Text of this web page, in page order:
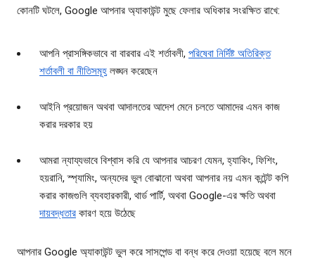
কোনটি ঘটলে, Google আপনার অ্যাকাউন্ট মুছে ফেলার অধিকার সংরক্ষিত রাখে:
আপনি প্রাসঙ্গিকভাবে বা বারবার এই শর্তাবলী, পরিষেবা নির্দিষ্ট অতিরিক্ত
শর্তাবলী বা নীতিসমূহ লঙ্ঘন করেছেন
আইনি প্রয়োজন অথবা আদালতের আদেশ মেনে চলতে আমাদের এমন কাজ
করার দরকার হয়
আমরা ন্যায্যভাবে বিশ্বাস করি যে আপনার আচরণ যেমন, হ্যাকিং, ফিশিং,
হয়রানি, স্প্যামিং, অন্যদের ভুল বোঝানো অথবা আপনার নয় এমন কন্টেন্ট কপি
করার কাজগুলি ব্যবহারকারী, থার্ড পার্টি, অথবা Google-এর ক্ষতি অথবা
দায়বদ্ধতার কারণ হয়ে উঠেছে
আপনার Google অ্যাকাউন্ট ভুল করে সাসপেন্ড বা বন্ধ করে দেওয়া হয়েছে বলে মনে